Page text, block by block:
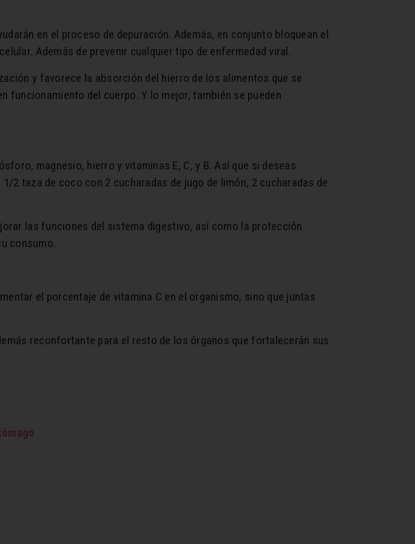
en el proceso de depuración. Además, en conjunto bloquean el
Además de prevenir cualquier tipo de enfermedad viral.
y favorece la absorción del hierro de los alimentos que se
funcionamiento del cuerpo. Y lo mejor, también se pueden
magnesio, hierro y vitaminas E, C, y B. Así que si deseas
2 taza de coco con 2 cucharadas de jugo de limón, 2 cucharadas de
las funciones del sistema digestivo, así como la protección
consumo.
el porcentaje de vitamina C en el organismo, sino que juntas
reconfortante para el resto de los órganos que fortalecerán sus